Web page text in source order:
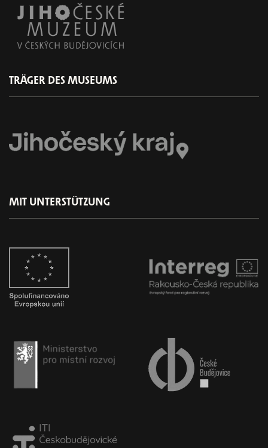
TRÄGER DES MUSEUMS
MIT UNTERSTÜTZUNG